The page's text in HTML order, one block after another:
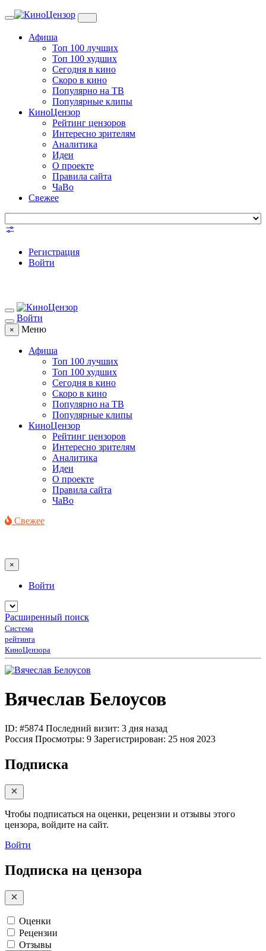
Toggle
Афиша
Топ 100 лучших
Топ 100 худших
Сегодня в кино
Скоро в кино
Популярно на ТВ
Популярные клипы
КиноЦензор
Рейтинг цензоров
Интересно зрителям
Аналитика
Идеи
О проекте
Правила сайта
ЧаВо
Свежее
Регистрация
Войти
Войти
× Меню
Афиша
Топ 100 лучших
Топ 100 худших
Сегодня в кино
Скоро в кино
Популярно на ТВ
Популярные клипы
КиноЦензор
Рейтинг цензоров
Интересно зрителям
Аналитика
Идеи
О проекте
Правила сайта
ЧаВо
Свежее
×
Войти
Расширенный поиск
Система
рейтинга
КиноЦензора
Вячеслав Белоусов
ID: #5874 Последний визит: 3 дня назад
Россия Просмотры: 9 Зарегистрирован: 25 ноя 2023
Подписка
Чтобы подписаться на оценки, рецензии и отзывы этого
цензора, войдите на сайт.
Войти
Подписка на цензора
Оценки
Рецензии
Отзывы